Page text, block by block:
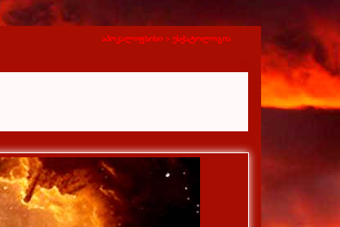
აპოკალიფსისი > ესქატოლოგია